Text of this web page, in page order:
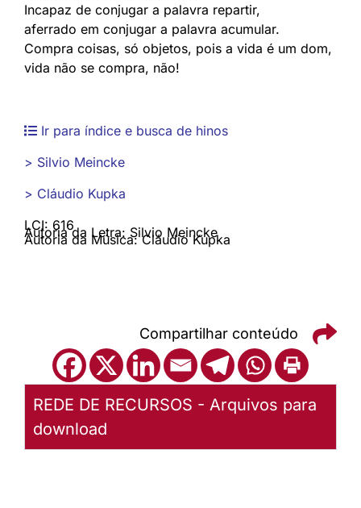
Incapaz de conjugar a palavra repartir,
aferrado em conjugar a palavra acumular.
Compra coisas, só objetos, pois a vida é um dom,
vida não se compra, não!
Ir para índice e busca de hinos
> Silvio Meincke
> Cláudio Kupka
LCI: 616
Autoria da Letra: Silvio Meincke
Autoria da Música: Cláudio Kupka
Compartilhar conteúdo
REDE DE RECURSOS - Arquivos para
download